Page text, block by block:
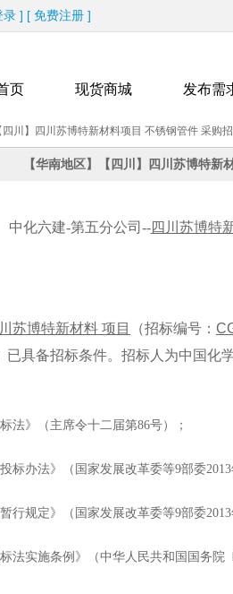
录 ] [ 免费注册 ]
页 现货商城 发布需
四川】四川苏博特新材料项目 不锈钢管件 采购
【华南地区】【四川】四川苏博特
中化六建-第五分公司--四川苏博特
招标编
苏博特新材料 项目 （招标编号：
已具备招标条件。招标人为中国化
法》（主席令十二届第86号）；
标办法》（国家发展改革委等9部委
行规定》（国家发展改革委等9部委2013
法实施条例》（中华人民共和国国务院